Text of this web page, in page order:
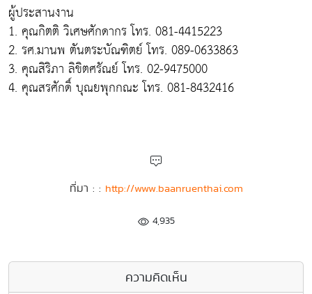
ผู้ประสานงาน
1. คุณกิตติ วิเศษศักดากร โทร. 081-4415223
2. รศ.มานพ ตันตระบัณฑิตย์ โทร. 089-0633863
3. คุณสิริภา ลิขิตศรัณย์ โทร. 02-9475000
4. คุณสรศักดิ์ บุณยพุกกณะ โทร. 081-8432416
ที่มา : : http://www.baanruenthai.com
4,935
ความคิดเห็น